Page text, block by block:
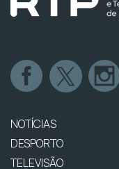
NOTÍCIAS
DESPORTO
TELEVISÃO